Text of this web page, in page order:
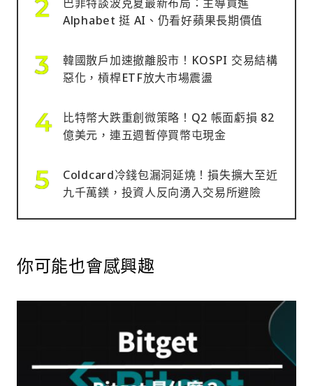
Alphabet 挺 AI、仍看好蘋果長期價值
韓國散戶加速撤離股市！KOSPI 交易結構
惡化，槓桿ETF放大市場震盪
比特幣大跌重創微策略！Q2 帳面虧損 82
億美元，連五週暫停買幣屯現金
Coldcard冷錢包漏洞延燒！損失擴大至近
九千萬鎂，投資人反向湧入交易所避險
你可能也會感興趣